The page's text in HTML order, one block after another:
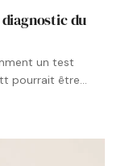
du
un test
pourrait être